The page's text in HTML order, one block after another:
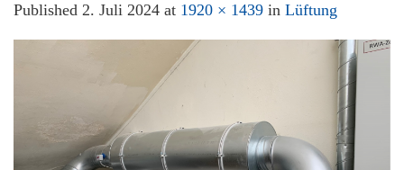
Published 2. Juli 2024 at 1920 × 1439 in Lüftung